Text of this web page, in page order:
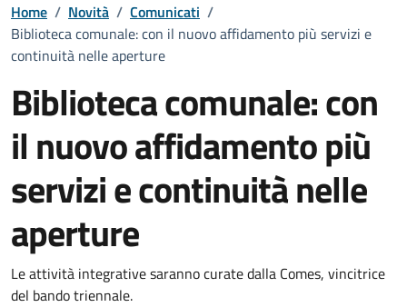
Home / Novità / Comunicati /
Biblioteca comunale: con il nuovo affidamento più servizi e
continuità nelle aperture
Biblioteca comunale: con
il nuovo affidamento più
servizi e continuità nelle
aperture
Dettagli della notizia
Le attività integrative saranno curate dalla Comes, vincitrice
del bando triennale.